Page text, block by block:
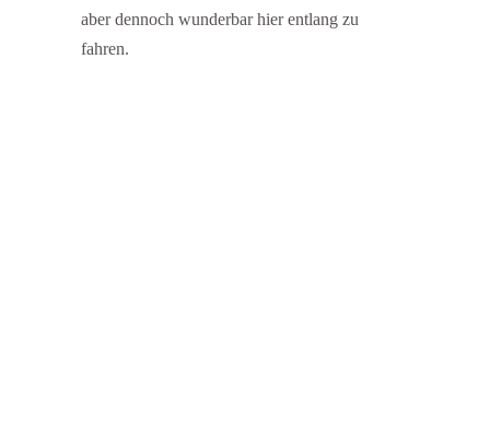
aber dennoch wunderbar hier entlang zu
fahren.